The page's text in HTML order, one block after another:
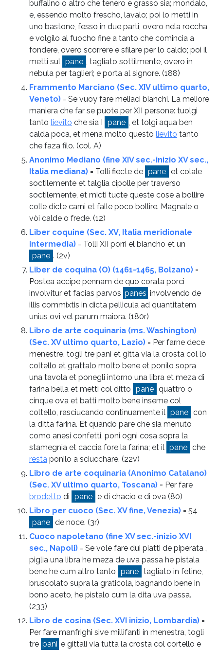
buffalino o altro che tenero e grasso sia; mondalo,
e, essendo molto frescho, lavalo; poi lo metti in
uno bastone, fesso in due parti, overo nela roccha,
e volgilo al fuocho fine a tanto che comincia a
fondere, overo scorrere e sfilare per lo caldo; poi il
metti sul pane , tagliato sottilmente, overo in
nebula per taglieri; e porta al signore. (188)
Frammento Marciano (Sec. XIV ultimo quarto,
Veneto) = Se vuoy fare meliaci bianchi. La meliore
maniera che far se puote per XII persone: tuolgi
tanto lievito che sia I pane , et tolgi aqua ben
calda poca, et mena molto questo lievito tanto
che faza filo. (col. A)
Anonimo Mediano (fine XIV sec.-inizio XV sec.,
Italia mediana) = Tolli fiecte de pane et colale
soctilemente et talglia cipolle per traverso
soctilemente, et micti tucte queste cose a bollire
colle dicte carni et falle poco bollire. Magnale o
vòi calde o frede. (12)
Liber coquine (Sec. XV, Italia meridionale
intermedia) = Tolli XII porri el biancho et un
pane . (2v)
Liber de coquina (O) (1461-1465, Bolzano) =
Postea accipe pennam de quo corata porci
involvitur et facias parvos panes involvendo de
illis commixtis in dicta pellicula ad quantitatem
unius ovi vel parum maiora. (180r)
Libro de arte coquinaria (ms. Washington)
(Sec. XV ultimo quarto, Lazio) = Per farne dece
menestre, togli tre pani et gitta via la crosta col lo
coltello et grattalo molto bene et ponilo sopra
una tavola et ponegli intorno una libra et meza di
farina bella et metti col ditto pane quattro o
cinque ova et batti molto bene inseme col
coltello, rasciucando continuamente il pane con
la ditta farina. Et quando pare che sia menuto
como anesi confetti, poni ogni cosa sopra la
stamegnia et caccia fore la farina; et il pane che
resta ponilo a sciucchare. (22v)
Libro de arte coquinaria (Anonimo Catalano)
(Sec. XV ultimo quarto, Toscana) = Per fare
brodetto di pane e di chacio e di ova (80)
Libro per cuoco (Sec. XV fine, Venezia) = 54
pane de noce. (3r)
Cuoco napoletano (fine XV sec.-inizio XVI
sec., Napoli) = Se vole fare dui piatti de piperata ,
piglia una libra he meza de uva passa he pistala
bene he cum altro tanto pane tagliato in fetine,
bruscolato supra la graticola, bagnando bene in
bono aceto, he pistalo cum la dita uva passa.
(233)
Libro de cosina (Sec. XVI inizio, Lombardia) =
Per fare manfrighi sive millifanti in menestra, togli
tre pani e gittali via tutta la crosta col cortello e